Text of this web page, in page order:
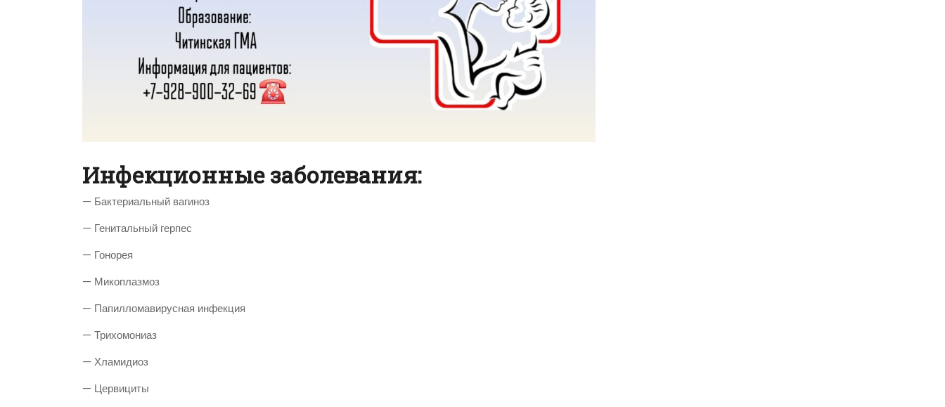
Инфекционные заболевания:
— Бактериальный вагиноз
— Генитальный герпес
— Гонорея
— Микоплазмоз
— Папилломавирусная инфекция
— Трихомониаз
— Хламидиоз
— Цервициты